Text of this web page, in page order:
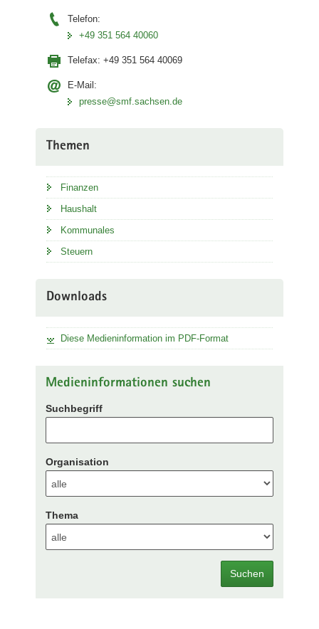
Telefon:
+49 351 564 40060
Telefax: +49 351 564 40069
E-Mail:
presse@smf.sachsen.de
Themen
Finanzen
Haushalt
Kommunales
Steuern
Downloads
Diese Medieninformation im PDF-Format
Medieninformationen suchen
Suchbegriff
Organisation
Thema
Suchen